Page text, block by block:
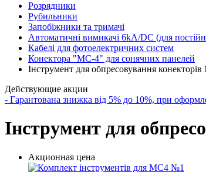
Розрядники
Рубильники
Запобіжники та тримачі
Автоматичні вимикачі 6kA/DC (для
Кабелі для фотоелектричних систем
Конектора "MC-4" для сонячних панелей
Інструмент для обпресовування
Действующие акции
- Гарантована знижка від 5% до 10%, при
Інструмент для
Акционная цена